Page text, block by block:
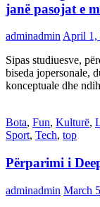
janë pasojat e
adminadmin April 1,
Sipas studiuesve,
biseda jopersonale,
konceptuale dhe
Bota, Fun, Kulturë,
Sport, Tech, top
Përparimi i
adminadmin March